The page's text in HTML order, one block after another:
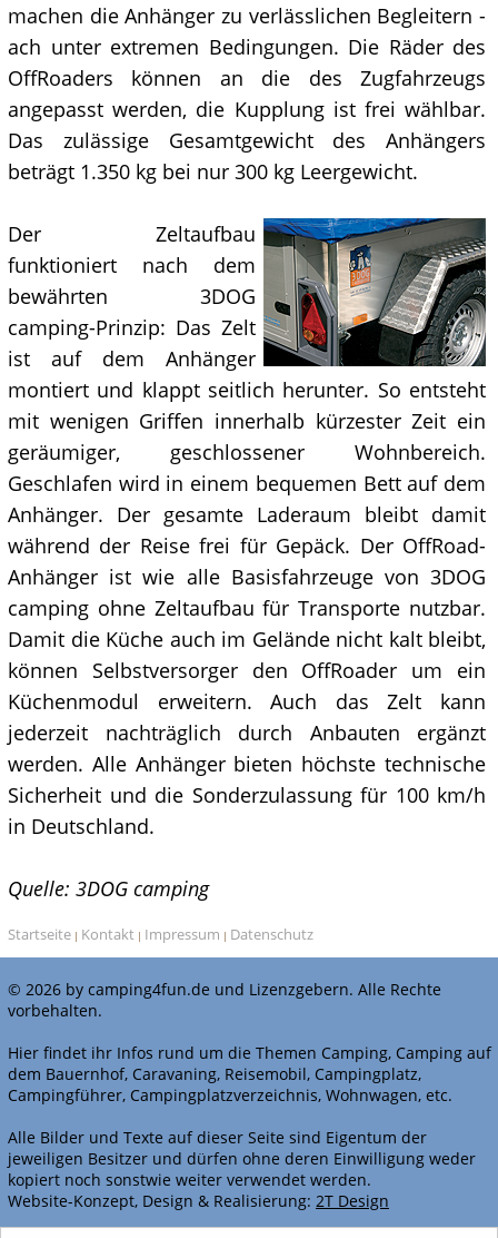
machen die Anhänger zu verlässlichen Begleitern -
ach unter extremen Bedingungen. Die Räder des
OffRoaders können an die des Zugfahrzeugs
angepasst werden, die Kupplung ist frei wählbar.
Das zulässige Gesamtgewicht des Anhängers
beträgt 1.350 kg bei nur 300 kg Leergewicht.
Der Zeltaufbau
funktioniert nach dem
bewährten 3DOG
camping-Prinzip: Das Zelt
ist auf dem Anhänger
montiert und klappt seitlich herunter. So entsteht
mit wenigen Griffen innerhalb kürzester Zeit ein
geräumiger, geschlossener Wohnbereich.
Geschlafen wird in einem bequemen Bett auf dem
Anhänger. Der gesamte Laderaum bleibt damit
während der Reise frei für Gepäck. Der OffRoad-
Anhänger ist wie alle Basisfahrzeuge von 3DOG
camping ohne Zeltaufbau für Transporte nutzbar.
Damit die Küche auch im Gelände nicht kalt bleibt,
können Selbstversorger den OffRoader um ein
Küchenmodul erweitern. Auch das Zelt kann
jederzeit nachträglich durch Anbauten ergänzt
werden. Alle Anhänger bieten höchste technische
Sicherheit und die Sonderzulassung für 100 km/h
in Deutschland.
Quelle: 3DOG camping
Startseite | Kontakt | Impressum | Datenschutz
© 2026 by camping4fun.de und Lizenzgebern. Alle Rechte
vorbehalten.
Hier findet ihr Infos rund um die Themen Camping, Camping auf
dem Bauernhof, Caravaning, Reisemobil, Campingplatz,
Campingführer, Campingplatzverzeichnis, Wohnwagen, etc.
Alle Bilder und Texte auf dieser Seite sind Eigentum der
jeweiligen Besitzer und dürfen ohne deren Einwilligung weder
kopiert noch sonstwie weiter verwendet werden.
Website-Konzept, Design & Realisierung: 2T Design